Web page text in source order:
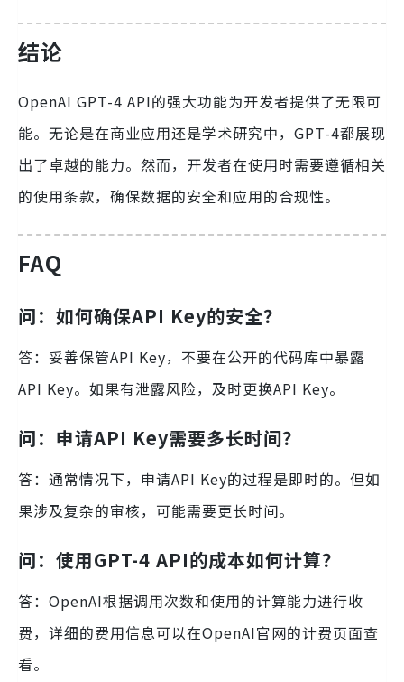
结论
OpenAI GPT-4 API的强大功能为开发者提供了无限可
能。无论是在商业应用还是学术研究中，GPT-4都展现
出了卓越的能力。然而，开发者在使用时需要遵循相关
的使用条款，确保数据的安全和应用的合规性。
FAQ
问：如何确保API Key的安全？
答：妥善保管API Key，不要在公开的代码库中暴露
API Key。如果有泄露风险，及时更换API Key。
问：申请API Key需要多长时间？
答：通常情况下，申请API Key的过程是即时的。但如
果涉及复杂的审核，可能需要更长时间。
问：使用GPT-4 API的成本如何计算？
答：OpenAI根据调用次数和使用的计算能力进行收
费，详细的费用信息可以在OpenAI官网的计费页面查
看。